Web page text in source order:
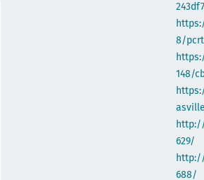
8/
148/
asville
629/
688/